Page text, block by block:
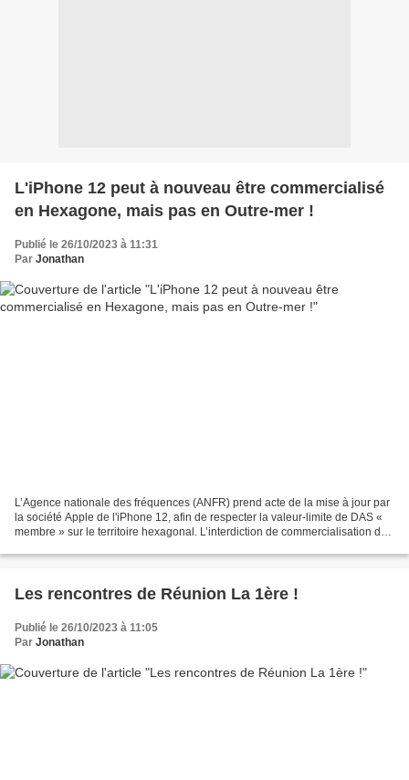
L'iPhone 12 peut à nouveau être commercialisé
en Hexagone, mais pas en Outre-mer !
Publié le 26/10/2023 à 11:31
Par Jonathan
L’Agence nationale des fréquences (ANFR) prend acte de la mise à jour par
la société Apple de l'iPhone 12, afin de respecter la valeur-limite de DAS «
membre » sur le territoire hexagonal. L’interdiction de commercialisation de
Les rencontres de Réunion La 1ère !
Publié le 26/10/2023 à 11:05
Par Jonathan